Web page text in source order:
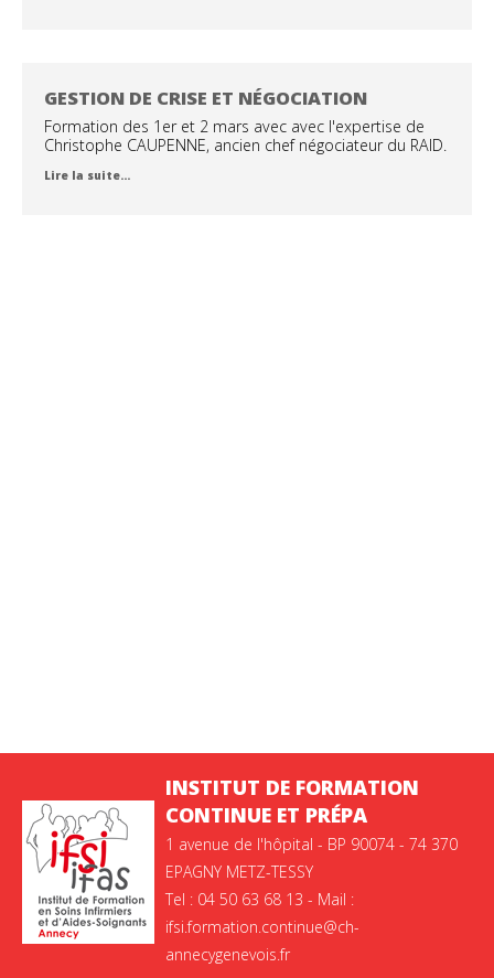
GESTION DE CRISE ET NÉGOCIATION
Formation des 1er et 2 mars avec avec l'expertise de
Christophe CAUPENNE, ancien chef négociateur du RAID.
Lire la suite…
INSTITUT DE FORMATION
CONTINUE ET PRÉPA
1 avenue de l'hôpital - BP 90074 - 74 370
EPAGNY METZ-TESSY
Tel : 04 50 63 68 13 - Mail :
ifsi.formation.continue@ch-
annecygenevois.fr